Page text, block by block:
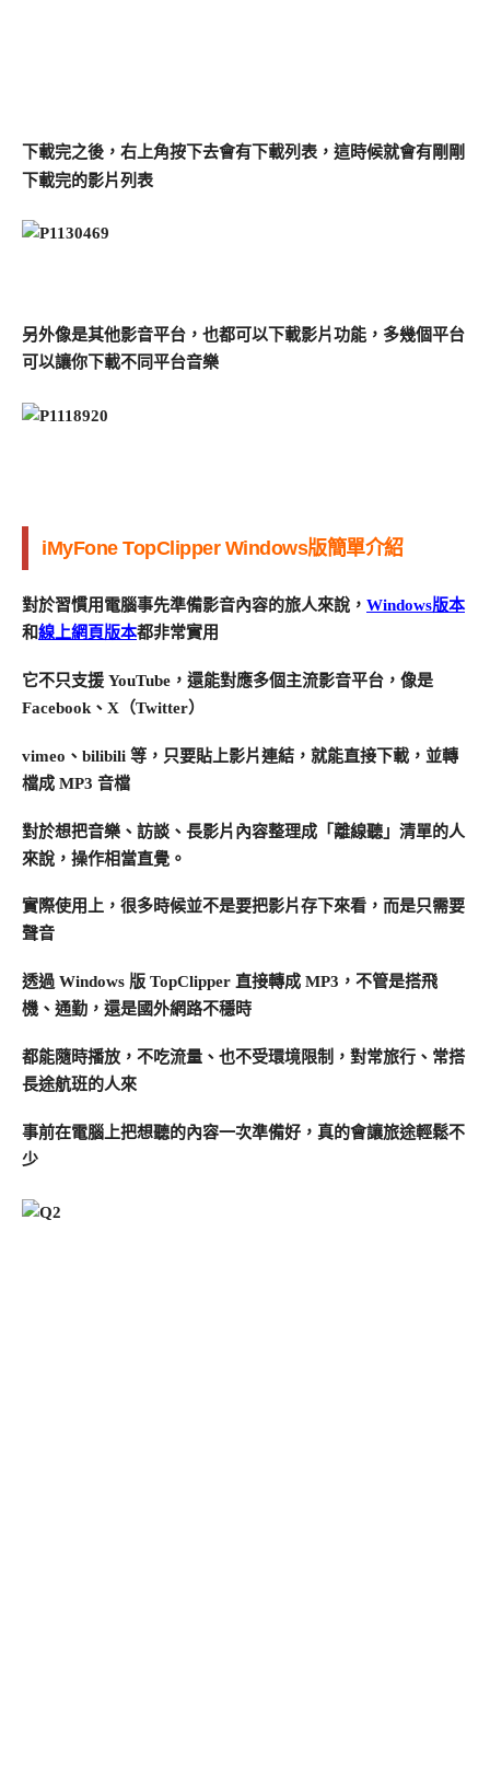
下載完之後，右上角按下去會有下載列表，這時候就會有剛剛
下載完的影片列表
另外像是其他影音平台，也都可以下載影片功能，多幾個平台
可以讓你下載不同平台音樂
iMyFone TopClipper Windows版簡單介紹
對於習慣用電腦事先準備影音內容的旅人來說， Windows版本
和線上網頁版本都非常實用
它不只支援 YouTube，還能對應多個主流影音平台，像是
Facebook、X（Twitter）
vimeo、bilibili 等，只要貼上影片連結，就能直接下載，並轉
檔成 MP3 音檔
對於想把音樂、訪談、長影片內容整理成「離線聽」清單的人
來說，操作相當直覺。
實際使用上，很多時候並不是要把影片存下來看，而是只需要
聲音
透過 Windows 版 TopClipper 直接轉成 MP3，不管是搭飛
機、通勤，還是國外網路不穩時
都能隨時播放，不吃流量、也不受環境限制，對常旅行、常搭
長途航班的人來
事前在電腦上把想聽的內容一次準備好，真的會讓旅途輕鬆不
少